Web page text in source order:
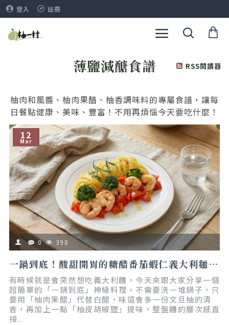
登入 註冊
薄鹽減醣食譜 RSS閱讀器
柚肉和風醬、柚肉果醋、柚香調味料的專屬食譜，讓每
日餐點健康、美味、豐富！不用再煩惱今天要吃什麼！
12
Mar
0 398
一鍋到底！酸甜開胃的糖醋番茄蝦仁義大利麵｜懶人食譜
有時候就是會突然想吃義大利麵。今天來跟大家分享一個
超簡單的「一鍋到底」神級料理。不需要洗一堆鍋子，只
要用「柚肉果醋」代替白醋，味道會多一份文旦柚的清
香，再加上一點「柚皮胡椒鹽」提味，整盤麵的層次感直
接..